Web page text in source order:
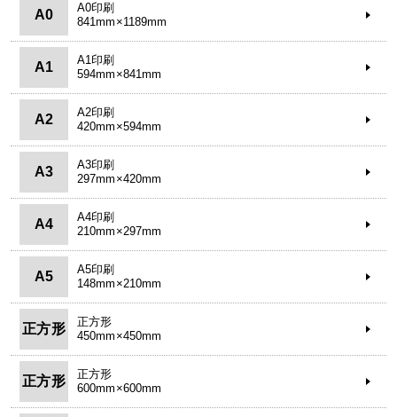
A0
A0印刷
841mm×1189mm
A1
A1印刷
594mm×841mm
A2
A2印刷
420mm×594mm
A3
A3印刷
297mm×420mm
A4
A4印刷
210mm×297mm
A5
A5印刷
148mm×210mm
正方形
正方形
450mm×450mm
正方形
正方形
600mm×600mm